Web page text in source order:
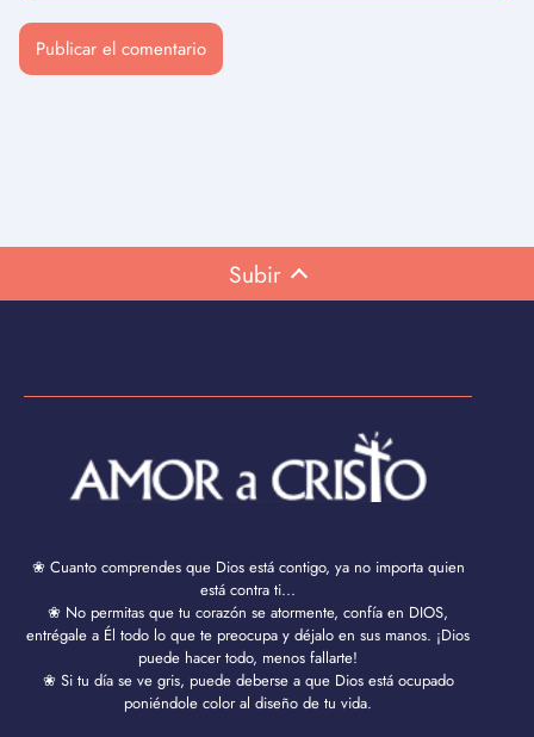
Subir
❀ Cuanto comprendes que Dios está contigo, ya no importa quien
está contra ti...
❀ No permitas que tu corazón se atormente, confía en DIOS,
entrégale a Él todo lo que te preocupa y déjalo en sus manos. ¡Dios
puede hacer todo, menos fallarte!
❀ Si tu día se ve gris, puede deberse a que Dios está ocupado
poniéndole color al diseño de tu vida.